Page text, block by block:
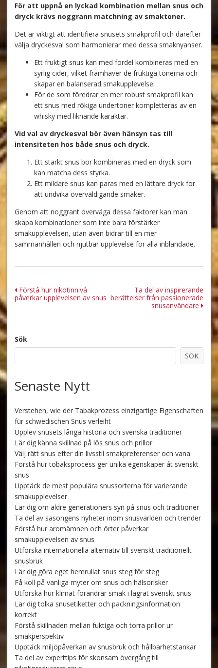
För att uppnå en lyckad kombination mellan snus och
dryck krävs noggrann matchning av smaktoner.
Det är viktigt att identifiera snusets smakprofil och därefter
välja dryckesval som harmonierar med dessa smaknyanser.
Ett fruktigt snus kan med fördel kombineras med en
syrlig cider, vilket framhäver de fruktiga tonerna och
skapar en balanserad smakupplevelse.
För de som föredrar en mer robust smakprofil kan
ett snus med rökiga undertoner kompletteras av en
whisky med liknande karaktär.
Vid val av dryckesval bör även hänsyn tas till
intensiteten hos både snus och dryck.
Ett starkt snus bör kombineras med en dryck som
kan matcha dess styrka.
Ett mildare snus kan paras med en lättare dryck för
att undvika överväldigande smaker.
Genom att noggrant överväga dessa faktorer kan man
skapa kombinationer som inte bara förstärker
smakupplevelsen, utan även bidrar till en mer
sammanhållen och njutbar upplevelse för alla inblandade.
Inläggsnavigering
Förstå hur nikotinnivå
påverkar upplevelsen av snus
Ta del av inspirerande
berättelser från passionerade
snusanvändare
Sök
SÖK
Senaste Nytt
Verstehen, wie der Tabakprozess einzigartige Eigenschaften
für schwedischen Snus verleiht
Upplev snusets långa historia och svenska traditioner
Lär dig känna skillnad på lös snus och prillor
Välj rätt snus efter din livsstil smakpreferenser och vana
Förstå hur tobaksprocess ger unika egenskaper åt svenskt
snus
Upptäck de mest populära snussorterna för varierande
smakupplevelser
Lär dig om äldre generationers syn på snus och traditioner
Ta del av säsongens nyheter inom snusvärlden och trender
Förstå hur aromämnen och örter påverkar
smakupplevelsen av snus
Utforska internationella alternativ till svenskt traditionellt
snusbruk
Lär dig göra eget hemrullat snus steg för steg
Få koll på vanliga myter om snus och hälsorisker
Utforska hur klimat förändrar smak i lagrat svenskt snus
Lär dig tolka snusetiketter och packningsinformation
korrekt
Förstå skillnaden mellan fuktiga och torra prillor ur
smakperspektiv
Upptäck miljöpåverkan av snusbruk och hållbarhetstankar
Ta del av experttips för skonsam övergång till